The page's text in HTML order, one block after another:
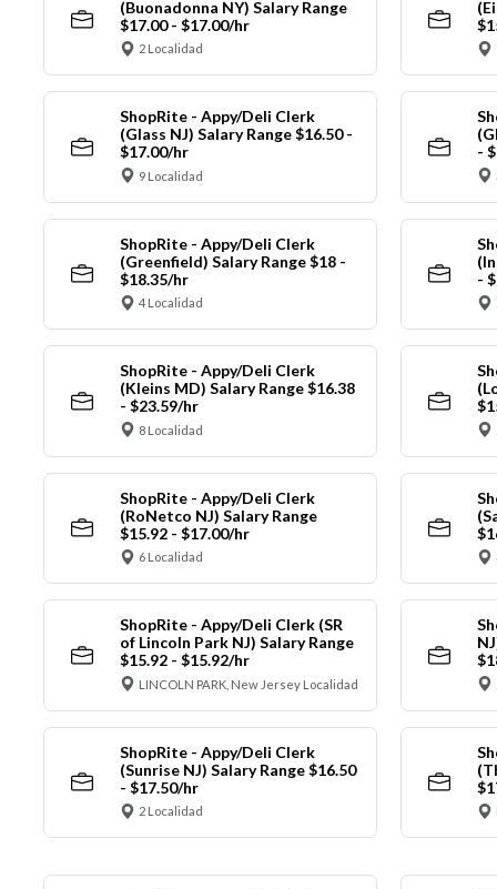
(Buonadonna NY) Salary Range
$17.00 - $17.00/hr
2 Localidad
ShopRite - Appy/Deli Clerk
(Glass NJ) Salary Range $16.50 -
$17.00/hr
9 Localidad
-
ShopRite - Appy/Deli Clerk
(Greenfield) Salary Range $18 -
$18.35/hr
4 Localidad
-
ShopRite - Appy/Deli Clerk
(Kleins MD) Salary Range $16.38
- $23.59/hr
8 Localidad
ShopRite - Appy/Deli Clerk
(RoNetco NJ) Salary Range
$15.92 - $17.00/hr
6 Localidad
ShopRite - Appy/Deli Clerk (SR
of Lincoln Park NJ) Salary Range
$15.92 - $15.92/hr
LINCOLN PARK, New Jersey Localidad
ShopRite - Appy/Deli Clerk
(Sunrise NJ) Salary Range $16.50
- $17.50/hr
2 Localidad